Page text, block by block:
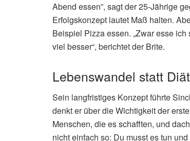
Abend essen”, sagt der 25-Jährige
Erfolgskonzept lautet Maß halten.
Beispiel Pizza essen. „Zwar esse
viel besser“, berichtet der Brite.
Lebenswandel statt Diät
Sein langfristiges Konzept führte
denkt er über die Wichtigkeit der
Menschen, die es schafften, und
nicht einfach so: Du musst es tun